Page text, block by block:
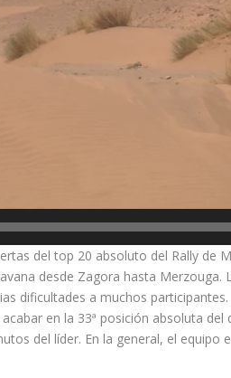
del top 20 absoluto del Rally de
desde Zagora hasta Merzouga.
dificultades a muchos
en la 33ª posición absoluta del
del líder. En la general, el equipo